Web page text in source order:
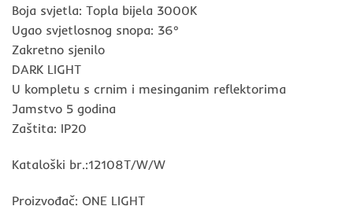
Boja svjetla: Topla bijela 3000K
Ugao svjetlosnog snopa: 36°
Zakretno sjenilo
DARK LIGHT
U kompletu s crnim i mesinganim reflektorima
Jamstvo 5 godina
Zaštita: IP20
Kataloški br.:12108T/W/W
Proizvođač: ONE LIGHT